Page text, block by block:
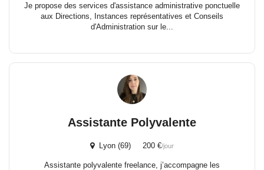
Je propose des services d'assistance administrative ponctuelle
aux Directions, Instances représentatives et Conseils
d'Administration sur le...
Assistante Polyvalente
Lyon (69) 200 €/jour
Assistante polyvalente freelance, j’accompagne les